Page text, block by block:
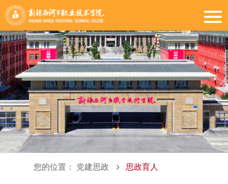
您的位置： 党建思政 思政育人